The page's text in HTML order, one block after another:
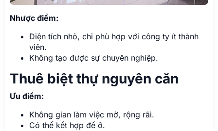
Nhược điểm:
Diện tích nhỏ, chỉ phù hợp với công ty ít thành
viên.
Không tạo được sự chuyên nghiệp.
Thuê biệt thự nguyên căn
Ưu điểm:
Không gian làm việc mở, rộng rãi.
Có thể kết hợp để ở.